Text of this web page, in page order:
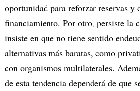
oportunidad para reforzar reservas y
financiamiento. Por otro, persiste la
insiste en que no tiene sentido
alternativas más baratas, como
con organismos multilaterales.
de esta tendencia dependerá de que